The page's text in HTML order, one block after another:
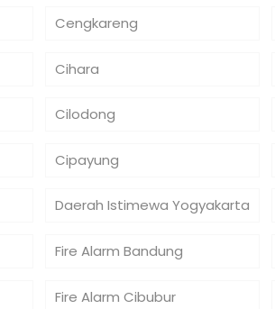
Cengkareng
Cihara
Cilodong
Cipayung
Daerah Istimewa Yogyakarta
Fire Alarm Bandung
Fire Alarm Cibubur